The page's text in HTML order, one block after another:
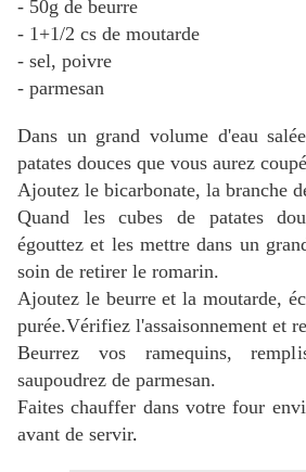
- 50g de beurre
- 1+1/2 cs de moutarde
- sel, poivre
- parmesan
Dans un grand volume d'eau
patates douces que vous aurez
Ajoutez le bicarbonate, la branche
Quand les cubes de patates
égouttez et les mettre dans un
soin de retirer le romarin.
Ajoutez le beurre et la moutarde,
purée.Vérifiez l'assaisonnement et
Beurrez vos ramequins,
saupoudrez de parmesan.
Faites chauffer dans votre four
avant de servir.